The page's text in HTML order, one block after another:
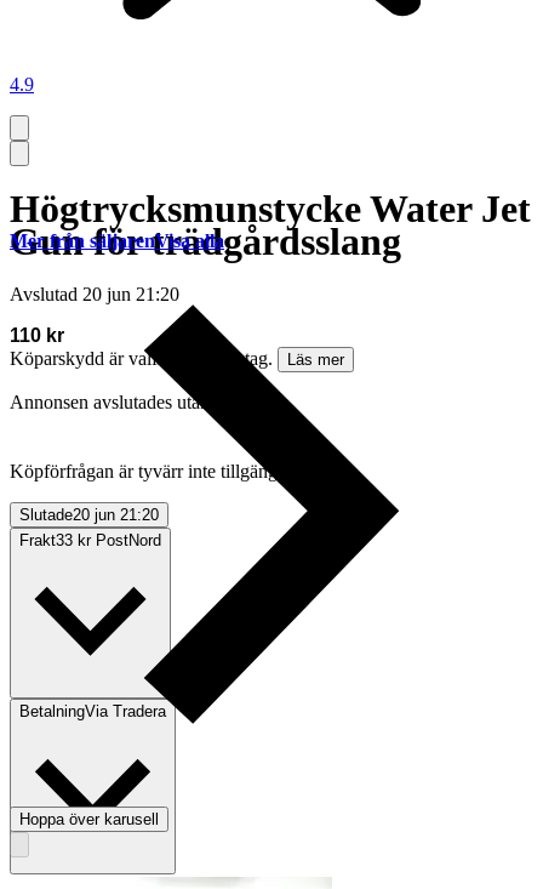
4.9
Högtrycksmunstycke Water Jet
Gun för trädgårdsslang
Avslutad 20 jun 21:20
110 kr
Köparskydd är valfritt hos företag.
Läs mer
Annonsen avslutades utan köp
Köpförfrågan är tyvärr inte tillgänglig.
Slutade20 jun 21:20
Frakt33 kr PostNord
BetalningVia Tradera
Mer från säljarenVisa alla
Hoppa över karusell